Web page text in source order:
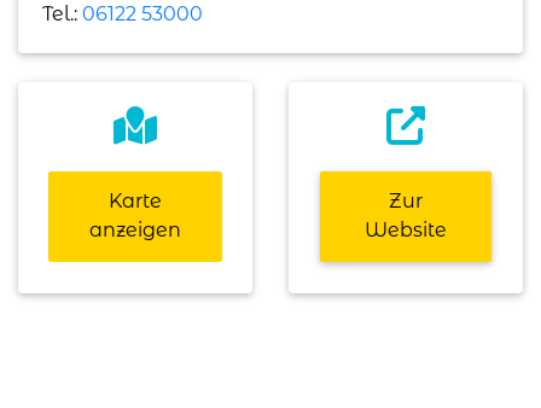
Tel.: 06122 53000
Karte
anzeigen
Zur
Website